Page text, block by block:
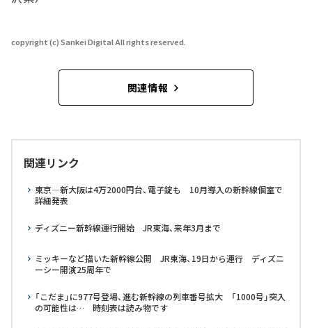
copyright (c) Sankei Digital All rights reserved.
関連情報
関連リンク
東京―新大阪は4万2000円台、電子錠も 10月導入の新幹線個室で
詳細発表
ディズニー新幹線運行開始 JR東海、来年3月まで
ミッキーなど描いた新幹線公開 JR東海、19日から運行 ディズニ
ーシー開演25周年で
「こだま」に977号登場、進む新幹線の列車番号拡大 「1000号」突入
の可能性は… 時刻表は読み物です